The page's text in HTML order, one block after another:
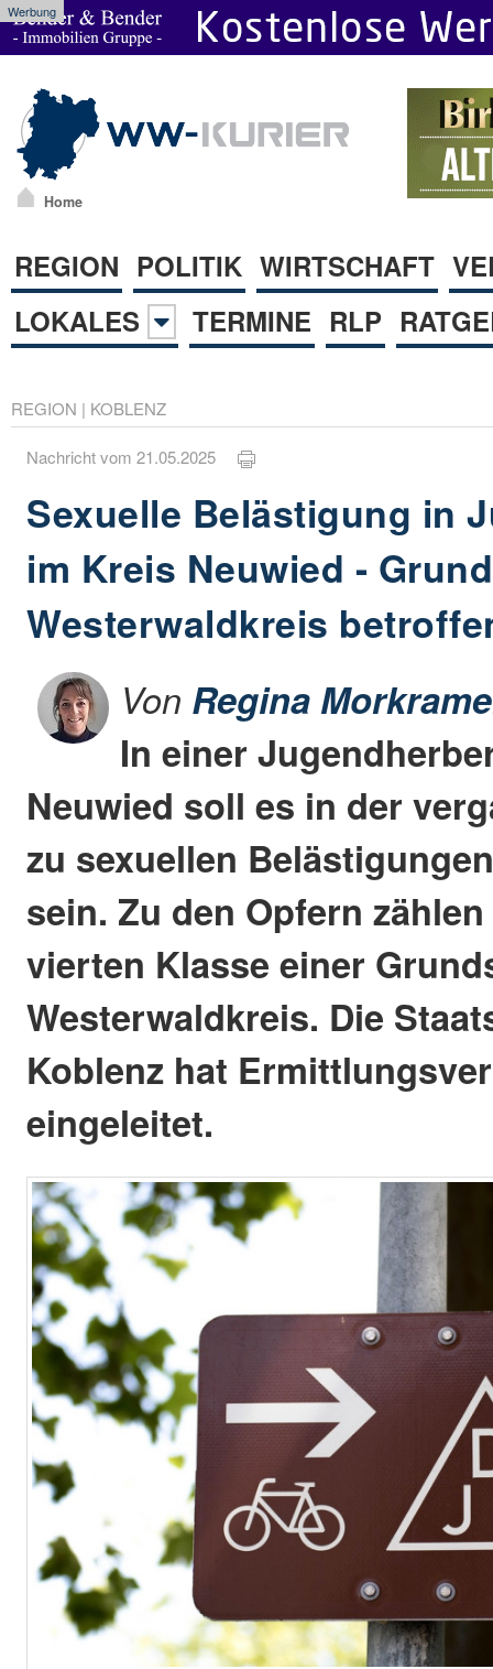
Werbung
Home
REGION POLITIK WIRTSCHAFT
LOKALES
TERMINE RLP
REGION | KOBLENZ
Nachricht vom 21.05.2025
Sexuelle Belästigung in
im Kreis Neuwied -
Westerwaldkreis
Von Regina
In einer
Neuwied soll es in der
zu sexuellen
sein. Zu den Opfern
vierten Klasse einer
Westerwaldkreis. Die
Koblenz hat
eingeleitet.